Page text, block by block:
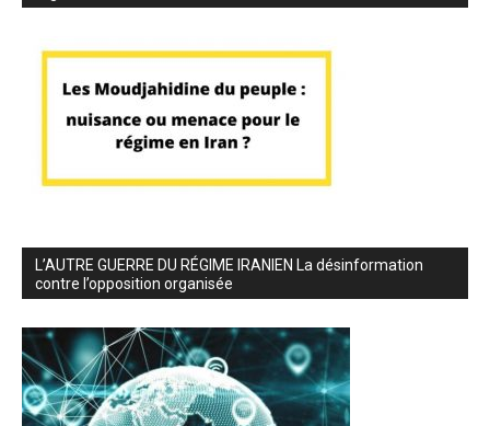
L’AUTRE GUERRE DU RÉGIME IRANIEN La désinformation
contre l’opposition organisée